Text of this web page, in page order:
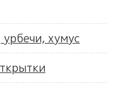
хумус